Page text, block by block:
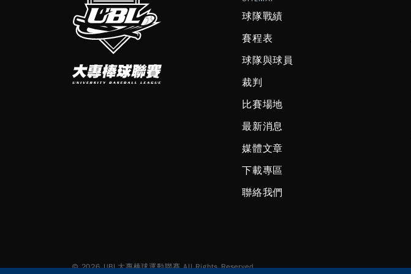
球隊戰績
賽程表
球隊與球員
裁判
比賽場地
最新消息
媒體文章
下載專區
聯絡我們
© 2026 UBL大專棒球運動聯賽 All Rights Reserved.